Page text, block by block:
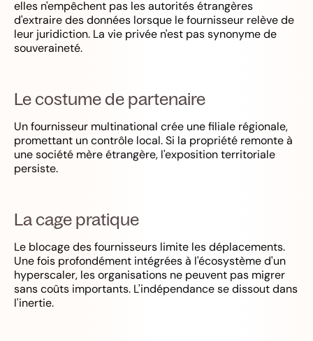
elles n'empêchent pas les autorités étrangères
d'extraire des données lorsque le fournisseur relève de
leur juridiction. La vie privée n'est pas synonyme de
souveraineté.
Le costume de partenaire
Un fournisseur multinational crée une filiale régionale,
promettant un contrôle local. Si la propriété remonte à
une société mère étrangère, l'exposition territoriale
persiste.
La cage pratique
Le blocage des fournisseurs limite les déplacements.
Une fois profondément intégrées à l'écosystème d'un
hyperscaler, les organisations ne peuvent pas migrer
sans coûts importants. L'indépendance se dissout dans
l'inertie.